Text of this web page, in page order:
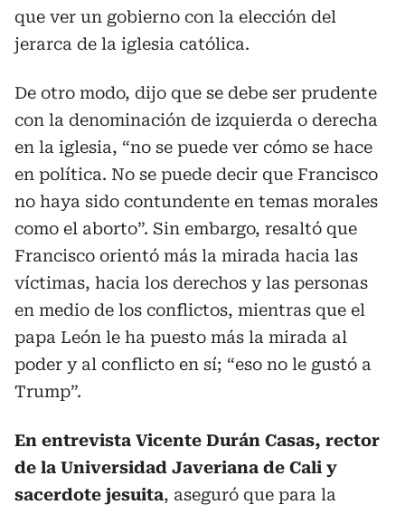
que ver un gobierno con la elección del
jerarca de la iglesia católica.
De otro modo, dijo que se debe ser prudente
con la denominación de izquierda o derecha
en la iglesia, “no se puede ver cómo se hace
en política. No se puede decir que Francisco
no haya sido contundente en temas morales
como el aborto”. Sin embargo, resaltó que
Francisco orientó más la mirada hacia las
víctimas, hacia los derechos y las personas
en medio de los conflictos, mientras que el
papa León le ha puesto más la mirada al
poder y al conflicto en sí; “eso no le gustó a
Trump”.
En entrevista Vicente Durán Casas, rector
de la Universidad Javeriana de Cali y
sacerdote jesuita, aseguró que para la